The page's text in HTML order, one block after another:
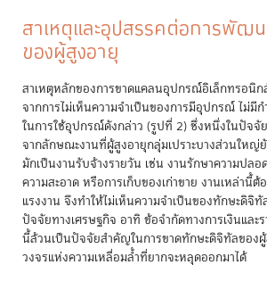
สาเหตุและอุปสรรคต่อการพัฒ
ของผู้สูงอายุ
สาเหตุหลักของการขาดแคลนอุปกรณ์อิเล็กทรอนิ
จากการไม่เห็นความจำเป็นของการมีอุปกรณ์ ไม่มี
ในการใช้อุปกรณ์ดังกล่าว (รูปที่ 2) ซึ่งหนึ่งในปัจจั
จากลักษณะงานที่ผู้สูงอายุกลุ่มเปราะบางส่วนใหญ่
มักเป็นงานรับจ้างรายวัน เช่น งานรักษาความปล
ความสะอาด หรือการเก็บของเก่าขาย งานเหล่านี้ต้
แรงงาน จึงทำให้ไม่เห็นความจำเป็นของทักษะดิจิ
ปัจจัยทางเศรษฐกิจ อาทิ ข้อจำกัดทางการเงินและ
นี้ล้วนเป็นปัจจัยสำคัญในการขาดทักษะดิจิทัลของ
วงจรแห่งความเหลื่อมล้ำที่ยากจะหลุดออกมาได้